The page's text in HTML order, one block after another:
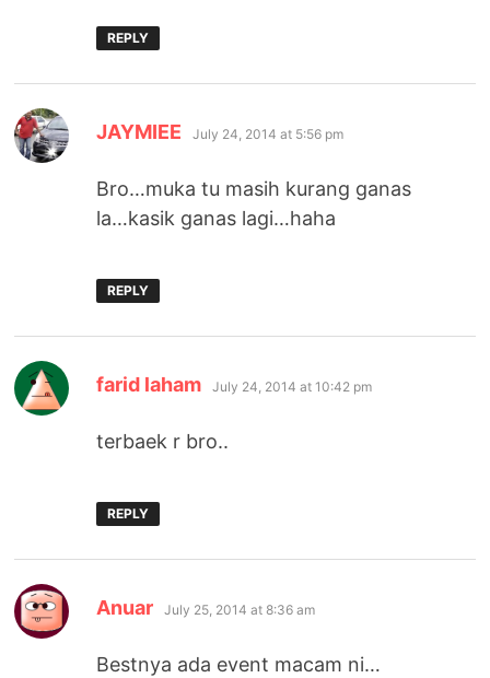
REPLY
JAYMIEE says:
July 24, 2014 at 5:56 pm
Bro…muka tu masih kurang ganas
la…kasik ganas lagi…haha
REPLY
farid laham says:
July 24, 2014 at 10:42 pm
terbaek r bro..
REPLY
Anuar says:
July 25, 2014 at 8:36 am
Bestnya ada event macam ni…